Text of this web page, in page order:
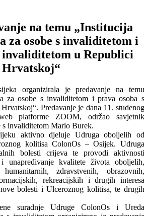
na temu „Institucija
za osobe s invaliditetom i
invaliditetom u Republici
Hrvatskoj“
organizirala je predavanje na temu
za osobe s invaliditetom i prava osoba s
Predavanje je dana 11. studenog
platforme ZOOM, održao savjetnik
s invaliditetom Mario Burek.
aktivno djeluje Udruga oboljelih od
kolitisa ColonOs – Osijek. Udruga
bolesti crijeva te provodi aktivnosti
unapređivanje kvalitete života oboljelih,
zdravstvenih, obrazovnih,
rekreacijskih i drugih interesa
bolesti i Ulceroznog kolitisa, te drugih
suradnje Udruge ColonOs i Ureda